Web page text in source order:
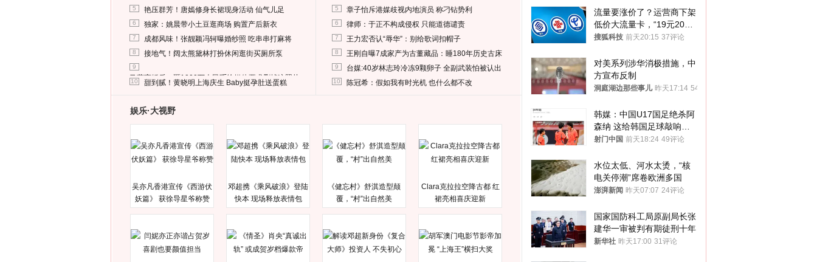
5 艳压群芳！唐嫣修身长裙现身活动 仙气儿足
6 独家：姚晨带小土豆逛商场 购置产后新衣
7 成都风味！张靓颖冯轲曝婚纱照 吃串串打麻将
8 接地气！阔太熊黛林打扮休闲逛街买厕所泵
9
马蓉离婚后，砸1000万人民币给媒体要求删掉这照片
10 甜到腻！黄晓明上海庆生 Baby挺孕肚送蛋糕
5 章子怡斥港媒歧视内地演员 称刁钻势利
6 律师：于正不构成侵权 只能道德谴责
7 王力宏否认“辱华”：别给歌词扣帽子
8 王刚自曝7成家产为古董藏品：睡180年历史古床
9 台媒:40岁林志玲冷冻9颗卵子 全副武装怕被认出
10 陈冠希：假如我有时光机 也什么都不改
娱乐·大视野
吴亦凡香港宣传《西游伏
妖篇》 获徐导星爷称赞
邓超携《乘风破浪》登陆
快本 现场释放表情包
《健忘村》舒淇造型颠
覆，“村”出自然美
Clara克拉拉空降古都 红
裙亮相喜庆迎新
流量要涨价了？运营商下架
低价大流量卡，“19元200
G”成为历史
搜狐科技 前天20:15 37评论
对美系列涉华消极措施，中
方宣布反制
洞庭湖边那些事儿 昨天17:14 54评论
韩媒：中国U17国足绝杀阿
森纳 这给韩国足球敲响了
警钟
射门中国 前天18:24 49评论
水位太低、河水太烫，“核
电关停潮”席卷欧洲多国
澎湃新闻 昨天07:07 24评论
国家国防科工局原副局长张
建华一审被判有期徒刑十年
新华社 昨天17:00 31评论